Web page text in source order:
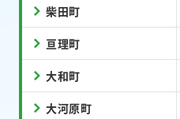
柴田町
亘理町
大和町
大河原町